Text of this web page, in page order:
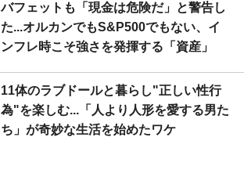
バフェットも「現金は危険だ」と警告し
た...オルカンでもS&P500でもない、イ
ンフレ時こそ強さを発揮する「資産」
11体のラブドールと暮らし"正しい性行
為"を楽しむ...「人より人形を愛する男た
ち」が奇妙な生活を始めたワケ